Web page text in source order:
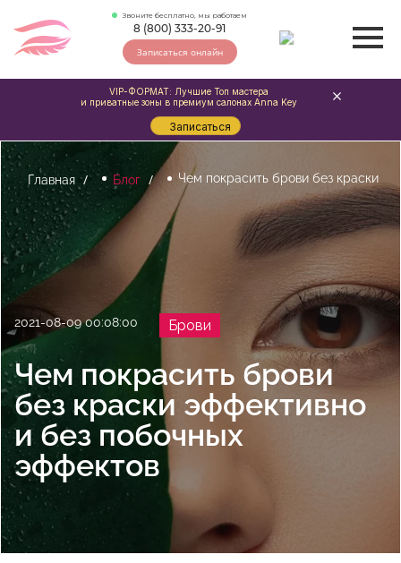
Звоните бесплатно, мы работаем
8 (800) 333-20-91
Записаться онлайн
Главная Блог Чем покрасить брови без краски
2021-08-09 00:08:00 Брови
Чем покрасить брови
без краски эффективно
и без побочных
эффектов
VIP-ФОРМАТ: Лучшие Топ мастера
и приватные зоны в премиум салонах Anna Key
Записаться